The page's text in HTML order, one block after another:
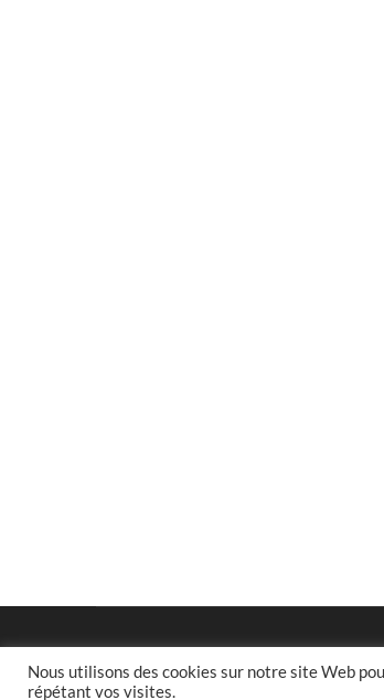
Nous utilisons des cookies sur notre site Web
répétant vos visites.